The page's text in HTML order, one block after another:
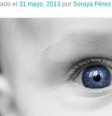
el 31 mayo, 2013 por Soraya Pérez